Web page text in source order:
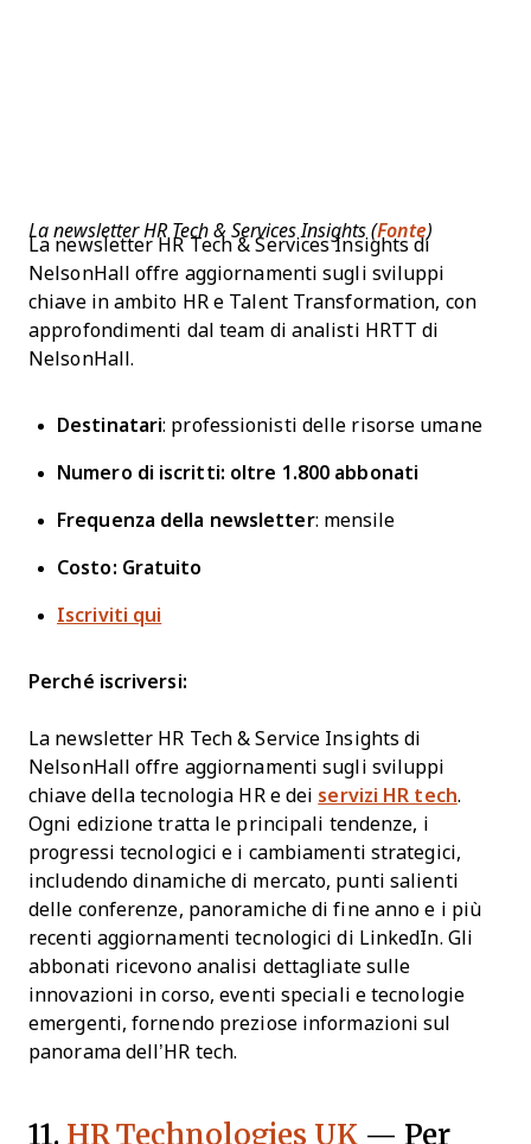
La newsletter HR Tech & Services Insights (Fonte)
La newsletter HR Tech & Services Insights di
NelsonHall offre aggiornamenti sugli sviluppi
chiave in ambito HR e Talent Transformation, con
approfondimenti dal team di analisti HRTT di
NelsonHall.
Destinatari: professionisti delle risorse umane
Numero di iscritti: oltre 1.800 abbonati
Frequenza della newsletter: mensile
Costo: Gratuito
Iscriviti qui
Perché iscriversi:
La newsletter HR Tech & Service Insights di
NelsonHall offre aggiornamenti sugli sviluppi
chiave della tecnologia HR e dei servizi HR tech.
Ogni edizione tratta le principali tendenze, i
progressi tecnologici e i cambiamenti strategici,
includendo dinamiche di mercato, punti salienti
delle conferenze, panoramiche di fine anno e i più
recenti aggiornamenti tecnologici di LinkedIn. Gli
abbonati ricevono analisi dettagliate sulle
innovazioni in corso, eventi speciali e tecnologie
emergenti, fornendo preziose informazioni sul
panorama dell’HR tech.
11. HR Technologies UK— Per